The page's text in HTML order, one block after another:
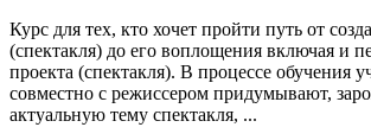
Курс для тех, кто хочет пройти путь от
(спектакля) до его воплощения включая и
проекта (спектакля). В процессе обучения
совместно с режиссером придумывают,
актуальную тему спектакля, ...